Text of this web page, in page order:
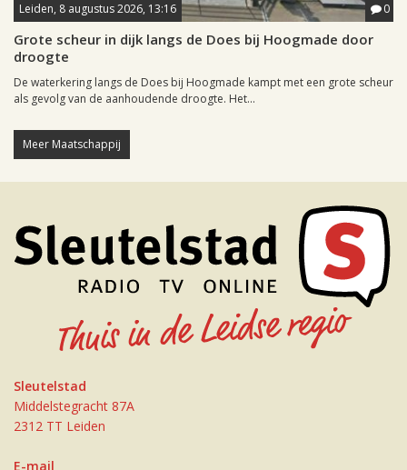
Leiden, 8 augustus 2026, 13:16 0
Grote scheur in dijk langs de Does bij Hoogmade door
droogte
De waterkering langs de Does bij Hoogmade kampt met een grote scheur
als gevolg van de aanhoudende droogte. Het...
Meer Maatschappij
Sleutelstad
Middelstegracht 87A
2312 TT Leiden
E-mail